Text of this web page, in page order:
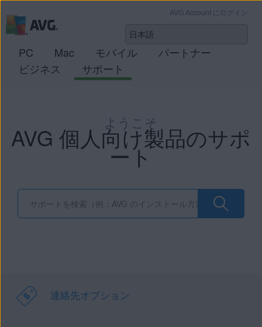
AVG Account にログイン
PC Mac モバイル
パートナー
ビジネス
サポート
ようこそ
AVG 個人向け製品のサポ
ート
連絡先オプション